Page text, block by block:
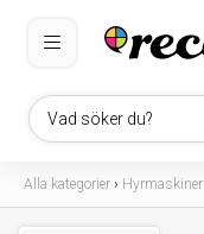
Vad söker du?
Alla kategorier › Hyrmaskiner